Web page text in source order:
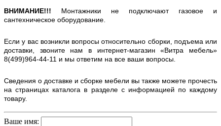
ВНИМАНИЕ!!! Монтажники не подключают газовое и
сантехническое оборудование.
Если у вас возникли вопросы относительно сборки, подъема или
доставки, звоните нам в интернет-магазин «Витра мебель»
8(499)964-44-11 и мы ответим на все ваши вопросы.
Сведения о доставке и сборке мебели вы также можете прочесть
на страницах каталога в разделе с информацией по каждому
товару.
Ваше имя: